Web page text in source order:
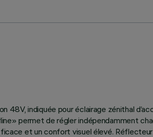
indiquée pour éclairage zénithal
permet de régler indépendamment
et un confort visuel élevé.